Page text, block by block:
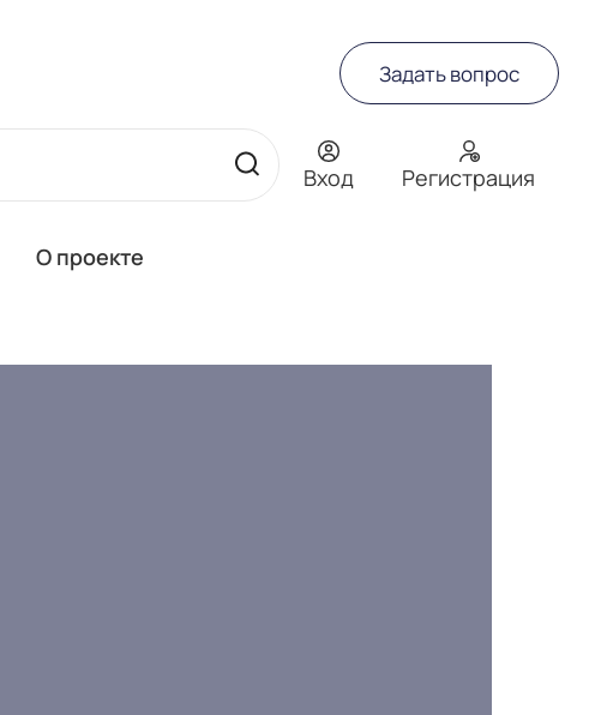
Задать вопрос
Вход Регистрация
О проекте